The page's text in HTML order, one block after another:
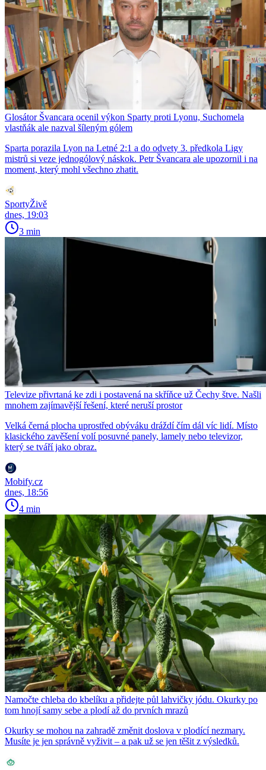
Glosátor Švancara ocenil výkon Sparty proti Lyonu, Suchomela
vlastňák ale nazval šíleným gólem
Sparta porazila Lyon na Letné 2:1 a do odvety 3. předkola Ligy
mistrů si veze jednogólový náskok. Petr Švancara ale upozornil i na
moment, který mohl všechno zhatit.
SportyŽivě
dnes, 19:03
3 min
Televize přivrtaná ke zdi i postavená na skříňce už Čechy štve. Našli
mnohem zajímavější řešení, které neruší prostor
Velká černá plocha uprostřed obýváku dráždí čím dál víc lidí. Místo
klasického zavěšení volí posuvné panely, lamely nebo televizor,
který se tváří jako obraz.
Mobify.cz
dnes, 18:56
4 min
Namočte chleba do kbelíku a přidejte půl lahvičky jódu. Okurky po
tom hnojí samy sebe a plodí až do prvních mrazů
Okurky se mohou na zahradě změnit doslova v plodící nezmary.
Musíte je jen správně vyživit – a pak už se jen těšit z výsledků.